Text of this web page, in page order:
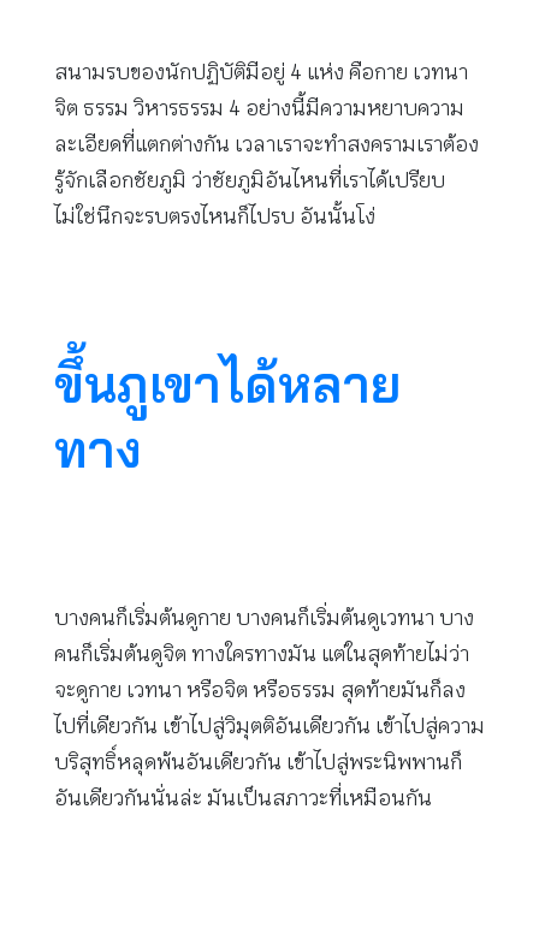
สนามรบของนักปฏิบัติมีอยู่ 4 แห่ง คือกาย เวทนา
จิต ธรรม วิหารธรรม 4 อย่างนี้มีความหยาบความ
ละเอียดที่แตกต่างกัน เวลาเราจะทำสงครามเราต้อง
รู้จักเลือกชัยภูมิ ว่าชัยภูมิอันไหนที่เราได้เปรียบ
ไม่ใช่นึกจะรบตรงไหนก็ไปรบ อันนั้นโง่
ขึ้นภูเขาได้หลาย
ทาง
บางคนก็เริ่มต้นดูกาย บางคนก็เริ่มต้นดูเวทนา บาง
คนก็เริ่มต้นดูจิต ทางใครทางมัน แต่ในสุดท้ายไม่ว่า
จะดูกาย เวทนา หรือจิต หรือธรรม สุดท้ายมันก็ลง
ไปที่เดียวกัน เข้าไปสู่วิมุตติอันเดียวกัน เข้าไปสู่ความ
บริสุทธิ์หลุดพ้นอันเดียวกัน เข้าไปสู่พระนิพพานก็
อันเดียวกันนั่นล่ะ มันเป็นสภาวะที่เหมือนกัน